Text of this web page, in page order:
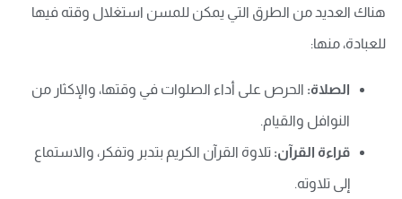
هناك العديد من الطرق التي يمكن للمسن استغلال وقته فيها
للعبادة، منها:
الصلاة: الحرص على أداء الصلوات في وقتها، والإكثار من
النوافل والقيام.
قراءة القرآن: تلاوة القرآن الكريم بتدبر وتفكر، والاستماع
إلى تلاوته.